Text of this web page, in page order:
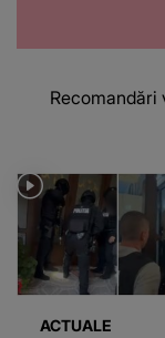
Recomandări
ACTUALE